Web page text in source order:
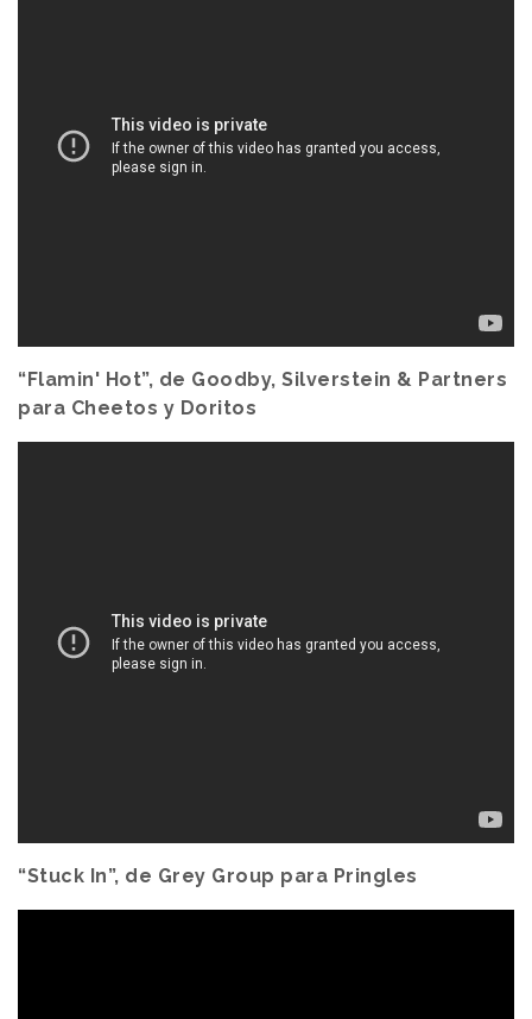
“Flamin' Hot”, de Goodby, Silverstein & Partners
para Cheetos y Doritos
“Stuck In”, de Grey Group para Pringles